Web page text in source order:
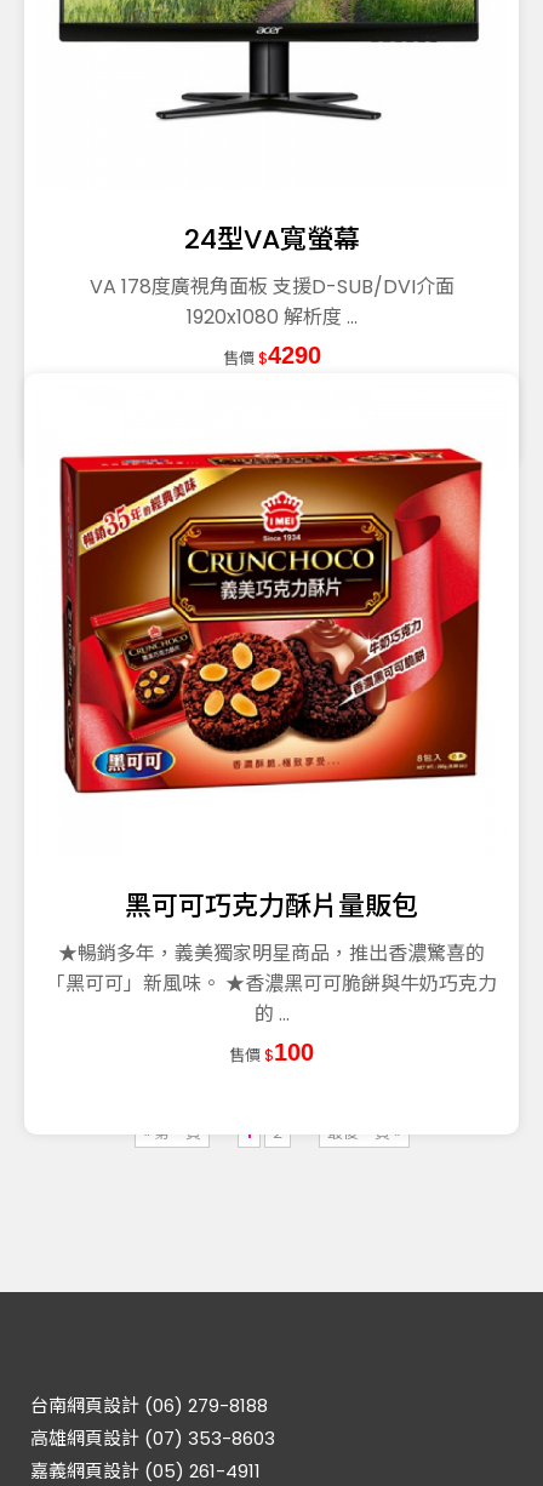
24型VA寬螢幕
VA 178度廣視角面板 支援D-SUB/DVI介面
1920x1080 解析度 ...
售價$4290
黑可可巧克力酥片量販包
★暢銷多年，義美獨家明星商品，推出香濃驚喜的
「黑可可」新風味。 ★香濃黑可可脆餅與牛奶巧克力
的 ...
售價$100
« 第一頁 1 2 最後一頁 »
台南網頁設計 (06) 279-8188
高雄網頁設計 (07) 353-8603
嘉義網頁設計 (05) 261-4911